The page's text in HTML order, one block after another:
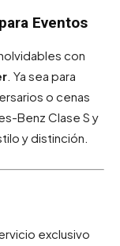
Eventos
con
. Ya sea para
o cenas
Benz Clase S y
y distinción.
exclusivo